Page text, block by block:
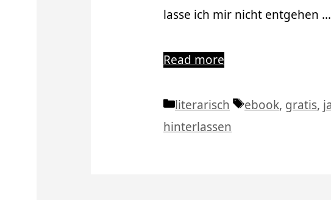
lasse ich mir nicht entgehen …
Read more
Kategorien
literarisch Schlagwörter
ebook, gratis,
hinterlassen